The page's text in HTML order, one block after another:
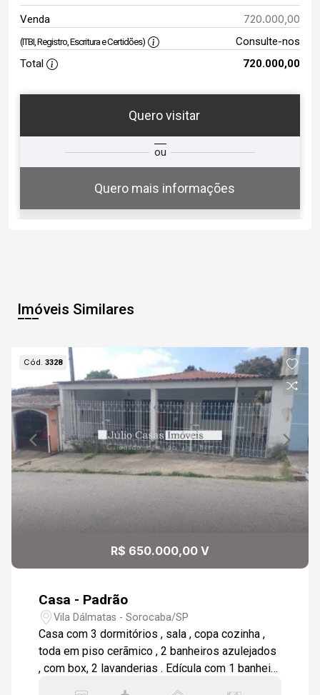
Venda 720.000,00
(ITBI, Registro, Escritura e Certidões)
Consulte-nos
Total
720.000,00
Quero visitar
ou
Quero mais informações
Qual o melhor dia e horário para
você?
07
Aug/Fri
08
Aug/Sat
09
10
Continuar
Imóveis Similares
Cód.3328
R$ 650.000,00 V
Casa - Padrão
Vila Dálmatas - Sorocaba/SP
Casa com 3 dormitórios , sala , copa cozinha ,
toda em piso cerãmico , 2 banheiros azulejados
, com box, 2 lavanderias . Edícula com 1 banheiro